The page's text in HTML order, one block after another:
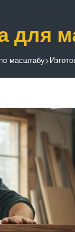
для
масштабу>